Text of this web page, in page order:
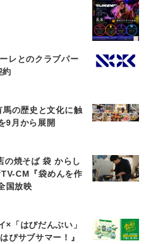
レとのクラブパー
約
の歴史と文化に触
9月から展開
の焼そば 袋 からし
CM『袋めんを作
国放映
×「はぴだんぶい」
ぴサブサマー！』